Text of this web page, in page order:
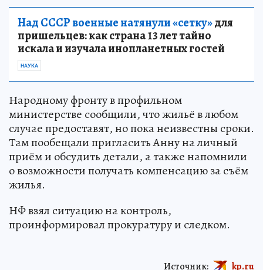
Над СССР военные натянули «сетку»для
пришельцев: как страна 13 лет тайно
искала и изучала инопланетных гостей
НАУКА
Народному фронту в профильном
министерстве сообщили, что жильё в любом
случае предоставят, но пока неизвестны сроки.
Там пообещали пригласить Анну на личный
приём и обсудить детали, а также напомнили
о возможности получать компенсацию за съём
жилья.
НФ взял ситуацию на контроль,
проинформировал прокуратуру и следком.
Источник: kp.ru